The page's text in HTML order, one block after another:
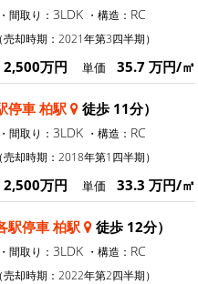
・間取り： 3LDK ・構造： RC
（売却時期：2021年第3四半期）
2,500万円 単価 35.7 万円/㎡
停車 柏駅 徒歩 11分）
・間取り： 3LDK ・構造： RC
（売却時期：2018年第1四半期）
2,500万円 単価 33.3 万円/㎡
駅停車 柏駅 徒歩 12分）
・間取り： 3LDK ・構造： RC
（売却時期：2022年第2四半期）